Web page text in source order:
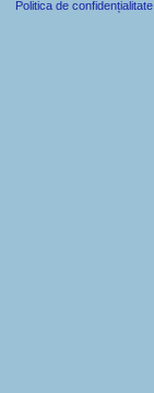
Politica de confidențialitate